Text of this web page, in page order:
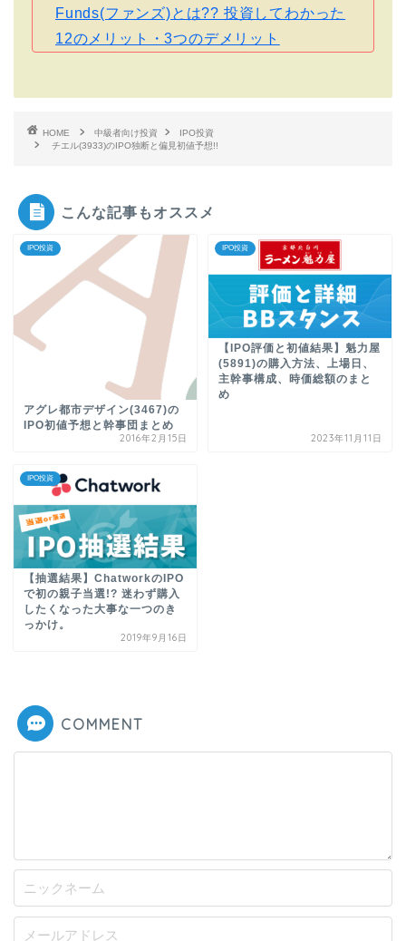
Funds(ファンズ)とは?? 投資してわかった
12のメリット・3つのデメリット
HOME 中級者向け投資
IPO投資
チエル(3933)のIPO独断と偏見初値予想!!
こんな記事もオススメ
IPO投資
アグレ都市デザイン(3467)の
IPO初値予想と幹事団まとめ
2016年2月15日
IPO投資
【IPO評価と初値結果】魁力屋
(5891)の購入方法、上場日、
主幹事構成、時価総額のまと
め
2023年11月11日
IPO投資
【抽選結果】ChatworkのIPO
で初の親子当選!? 迷わず購入
したくなった大事な一つのき
っかけ。
2019年9月16日
COMMENT